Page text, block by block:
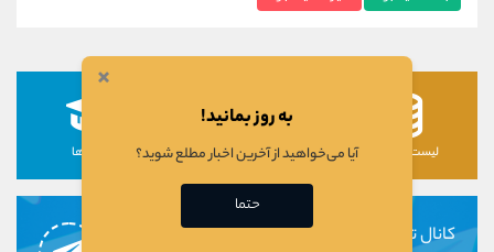
لیست رمزارزها لیست سهام ها دوره ها
کانال تلگرام
×
به روز بمانید!
آیا می‌خواهید از آخرین اخبار مطلع شوید؟
حتما